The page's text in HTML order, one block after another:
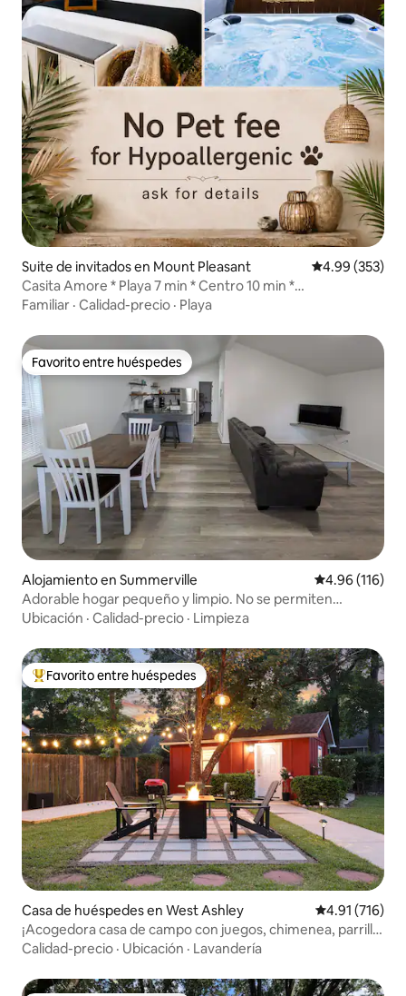
Suite de invitados en Mount Pleasant Calificación
4.99 (353)
Casita Amore * Playa 7 min * Centro 10 min *
Hipoalergénico * Perros *
Familiar · Calidad-precio · Playa
Favorito entre huéspedes
Favorito entre huéspedes
Alojamiento en Summerville Calificación
4.96 (116)
Adorable hogar pequeño y limpio. No se permiten
fumadores ni mascotas.
Ubicación · Calidad-precio · Limpieza
Favorito entre huéspedes preferido
Favorito entre huéspedes
Casa de huéspedes en West Ashley Calificación
4.91 (716)
¡Acogedora casa de campo con juegos, chimenea, parrilla
y mucho más!
Calidad-precio · Ubicación · Lavandería